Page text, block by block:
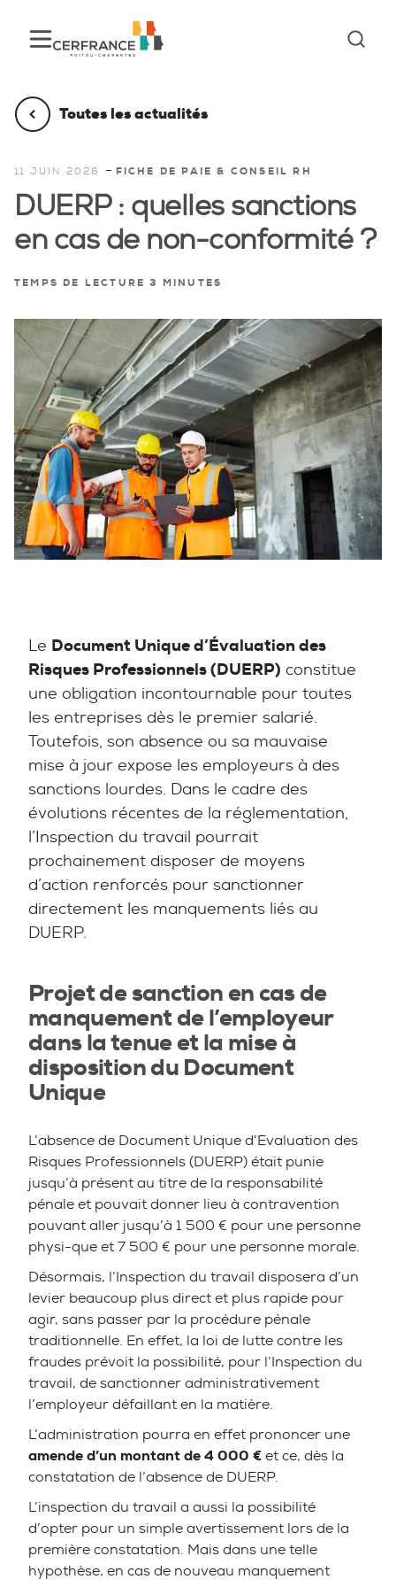
Toutes les actualités
11 JUIN 2026 - FICHE DE PAIE & CONSEIL RH
DUERP : quelles sanctions
en cas de non-conformité ?
TEMPS DE LECTURE 3 MINUTES
Le Document Unique d’Évaluation des
Risques Professionnels (DUERP) constitue
une obligation incontournable pour toutes
les entreprises dès le premier salarié.
Toutefois, son absence ou sa mauvaise
mise à jour expose les employeurs à des
sanctions lourdes. Dans le cadre des
évolutions récentes de la réglementation,
l’Inspection du travail pourrait
prochainement disposer de moyens
d’action renforcés pour sanctionner
directement les manquements liés au
DUERP.
Projet de sanction en cas de
manquement de l’employeur
dans la tenue et la mise à
disposition du Document
Unique
L’absence de Document Unique d’Evaluation des
Risques Professionnels (DUERP) était punie
jusqu’à présent au titre de la responsabilité
pénale et pouvait donner lieu à contravention
pouvant aller jusqu’à 1 500 € pour une personne
physi-que et 7 500 € pour une personne morale.
Désormais, l’Inspection du travail disposera d’un
levier beaucoup plus direct et plus rapide pour
agir, sans passer par la procédure pénale
traditionnelle. En effet, la loi de lutte contre les
fraudes prévoit la possibilité, pour l’Inspection du
travail, de sanctionner administrativement
l’employeur défaillant en la matière.
L’administration pourra en effet prononcer une
amende d’un montant de 4 000 €et ce, dès la
constatation de l’absence de DUERP.
L’inspection du travail a aussi la possibilité
d’opter pour un simple avertissement lors de la
première constatation. Mais dans une telle
hypothèse, en cas de nouveau manquement